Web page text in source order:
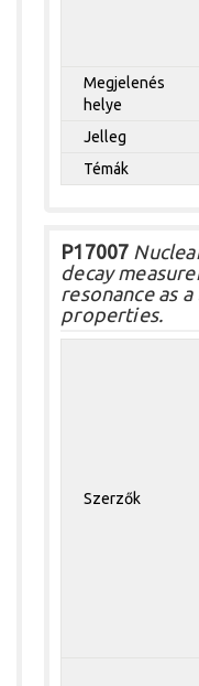
Megjelenés
helye
Jelleg
Témák
P17007
decay
resonance as
properties.
Szerzők